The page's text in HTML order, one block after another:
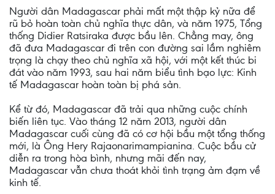
Người dân Madagascar phải mất một thập kỷ nữa để
rũ bỏ hoàn toàn chủ nghĩa thực dân, và năm 1975, Tổng
thống Didier Ratsiraka được bầu lên. Chẳng may, ông
đã đưa Madagascar đi trên con đường sai lầm nghiêm
trọng là chạy theo chủ nghĩa xã hội, với một kết thúc bi
đát vào năm 1993, sau hai năm biểu tình bạo lực: Kinh
tế Madagascar hoàn toàn bị phá sản.
Kể từ đó, Madagascar đã trải qua những cuộc chính
biến liên tục. Vào tháng 12 năm 2013, người dân
Madagascar cuối cùng đã có cơ hội bầu một tổng thống
mới, là Ông Hery Rajaonarimampianina. Cuộc bầu cử
diễn ra trong hòa bình, nhưng mãi đến nay,
Madagascar vẫn chưa thoát khỏi tình trạng ảm đạm về
kinh tế.